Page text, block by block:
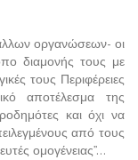
οργανώσεων- οι
διαμονής τους με
τους Περιφέρειες
αποτέλεσμα της
και όχι να
από τους
ομογένειας”…